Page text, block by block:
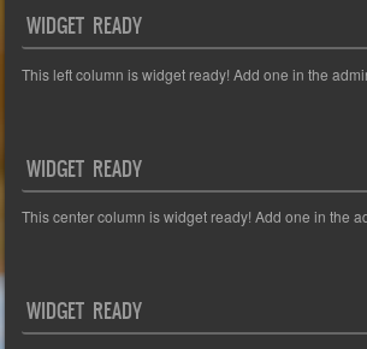
WIDGET READY
This left column is widget ready! Add one in the
WIDGET READY
This center column is widget ready! Add one in the
WIDGET READY